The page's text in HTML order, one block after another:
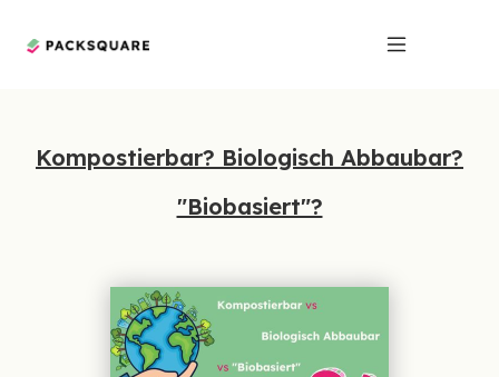
Kompostierbar? Biologisch Abbaubar?
"Biobasiert"?